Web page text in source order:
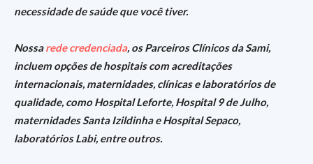
necessidade de saúde que você tiver.
Nossarede credenciada, os Parceiros Clínicos da Sami,
incluem opções de hospitais com acreditações
internacionais, maternidades, clínicas e laboratórios de
qualidade, como Hospital Leforte, Hospital 9 de Julho,
maternidades Santa Izildinha e Hospital Sepaco,
laboratórios Labi, entre outros.